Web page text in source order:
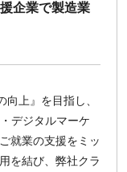
企業で製造業
上』を目指し、
デジタルマーケ
就業の支援をミッ
を結び、弊社クラ